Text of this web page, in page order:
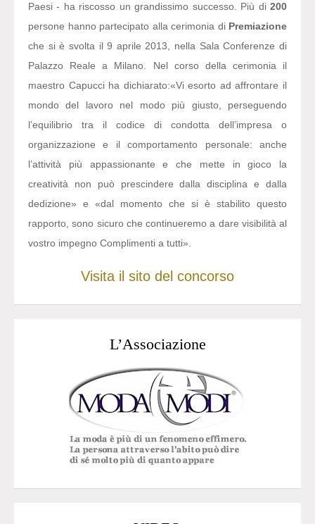
Paesi - ha riscosso un grandissimo successo. Più di 200
persone hanno partecipato alla cerimonia di Premiazione
che si è svolta il 9 aprile 2013, nella Sala Conferenze di
Palazzo Reale a Milano. Nel corso della cerimonia il
maestro Capucci ha dichiarato:«Vi esorto ad affrontare il
mondo del lavoro nel modo più giusto, perseguendo
l’equilibrio tra il codice di condotta dell’impresa o
organizzazione e il comportamento personale: anche
l’attività più appassionante e che mette in gioco la
creatività non può prescindere dalla disciplina e dalla
dedizione» e «dal momento che si è stabilito questo
rapporto, sono sicuro che continueremo a dare visibilità al
vostro impegno Complimenti a tutti».
Visita il sito del concorso
L’Associazione